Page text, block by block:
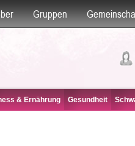
Gruppen
& Ernährung Gesundheit